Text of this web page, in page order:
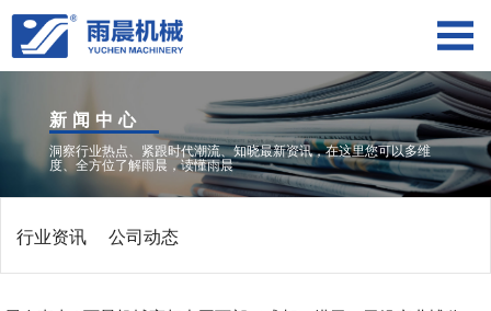
新闻中心
洞察行业热点、紧跟时代潮流、知晓最新资讯，在这里您可以多维
度、全方位了解雨晨，读懂雨晨
行业资讯 公司动态